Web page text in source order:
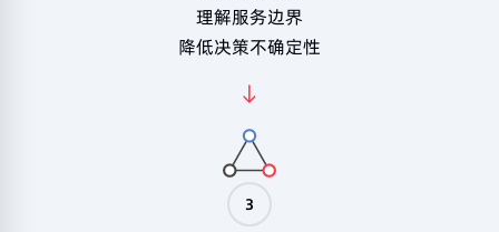
理解服务边界
降低决策不确定性
3